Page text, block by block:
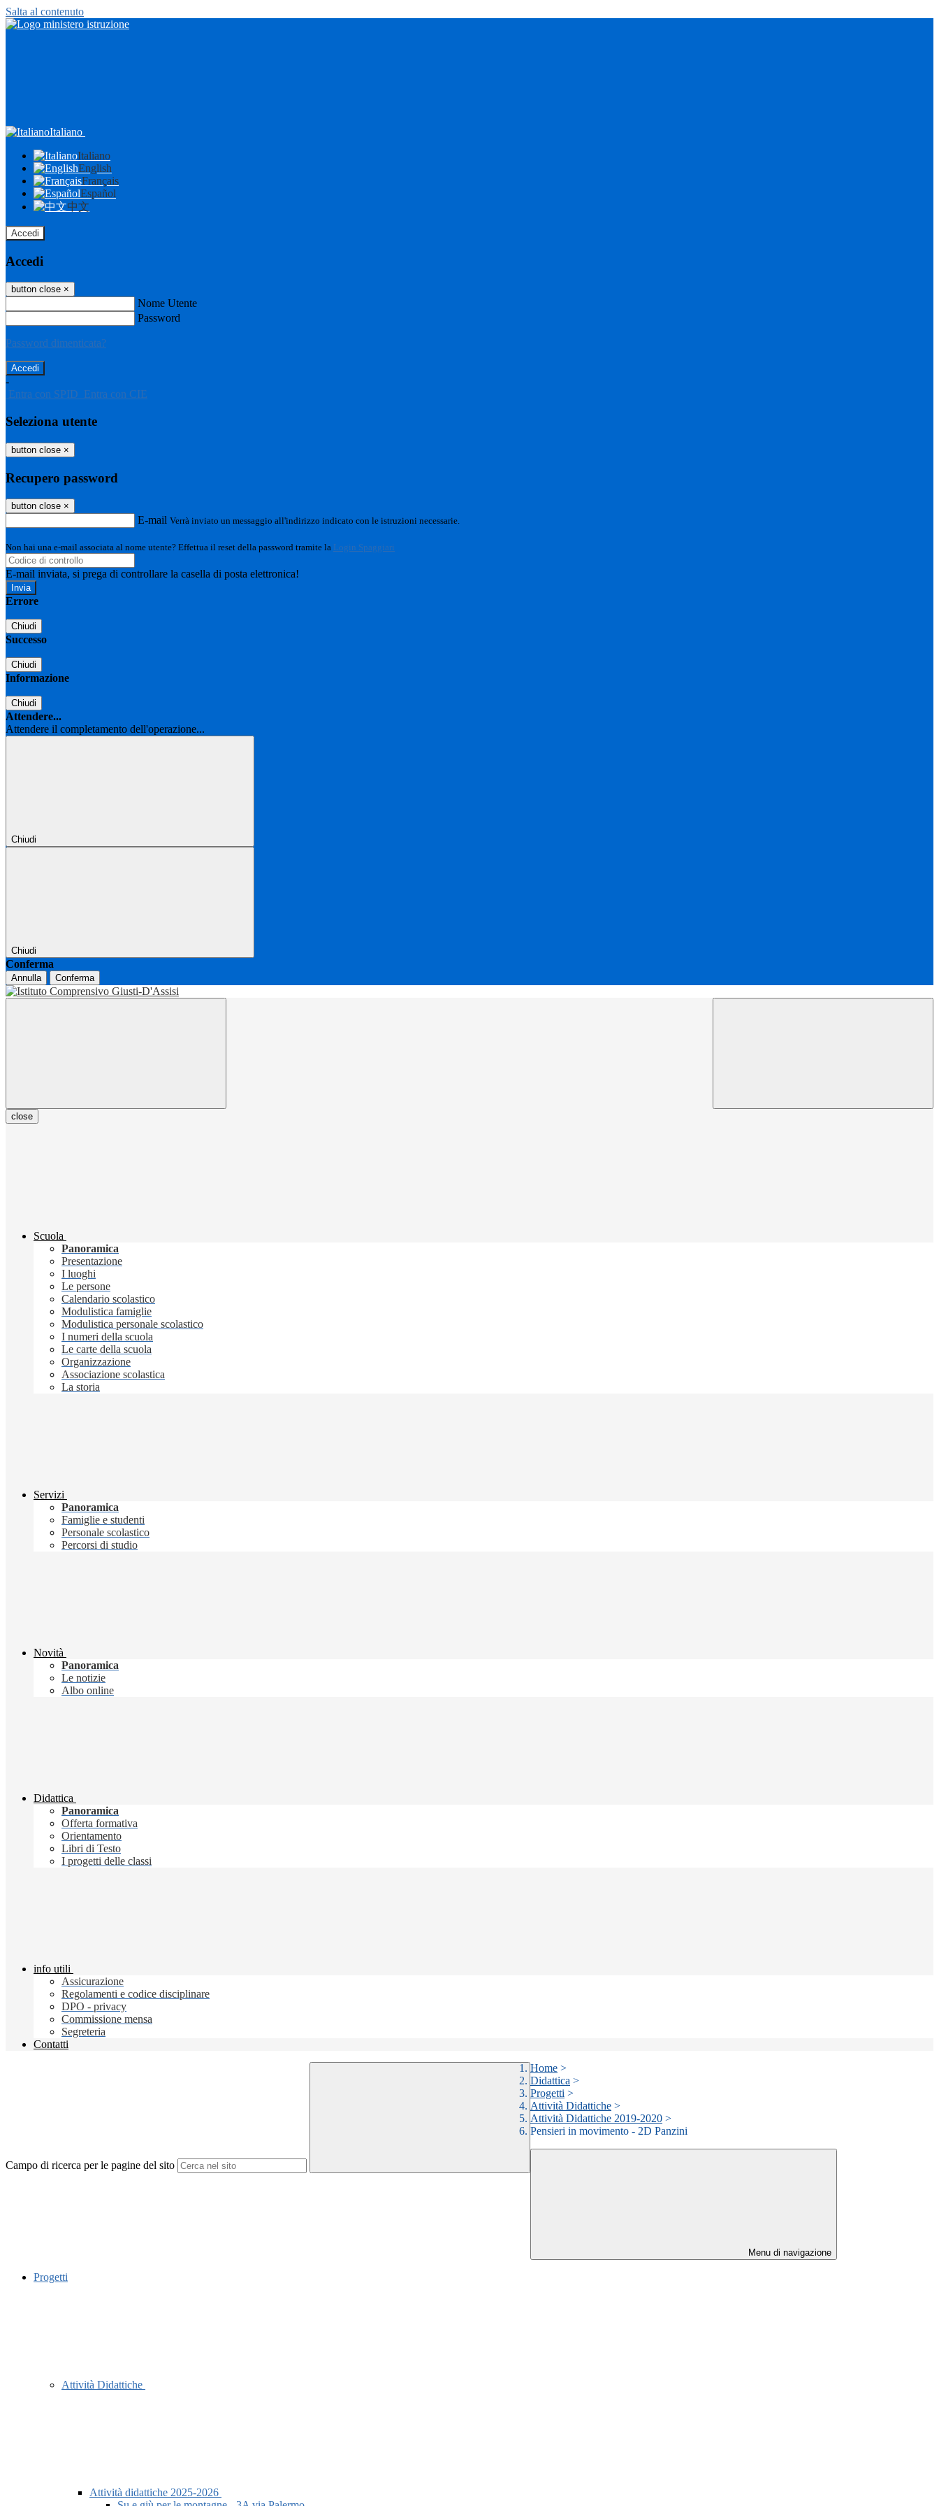
Salta al contenuto
Italiano
Italiano
English
Français
Español
中文
Accedi
Accedi
button close ×
Nome Utente
Password
Password dimenticata?
-
Entra con SPID Entra con CIE
Seleziona utente
button close ×
Recupero password
button close ×
E-mail Verrà inviato un messaggio all'indirizzo indicato con le istruzioni necessarie.
Non hai una e-mail associata al nome utente? Effettua il reset della password tramite la Login Spaggiari
E-mail inviata, si prega di controllare la casella di posta elettronica!
Errore
Chiudi
Successo
Chiudi
Informazione
Chiudi
Attendere...
Attendere il completamento dell'operazione...
Chiudi
Chiudi
Conferma
Annulla Conferma
close
Scuola
Panoramica
Presentazione
I luoghi
Le persone
Calendario scolastico
Modulistica famiglie
Modulistica personale scolastico
I numeri della scuola
Le carte della scuola
Organizzazione
Associazione scolastica
La storia
Servizi
Panoramica
Famiglie e studenti
Personale scolastico
Percorsi di studio
Novità
Panoramica
Le notizie
Albo online
Didattica
Panoramica
Offerta formativa
Orientamento
Libri di Testo
I progetti delle classi
info utili
Assicurazione
Regolamenti e codice disciplinare
DPO - privacy
Commissione mensa
Segreteria
Contatti
Campo di ricerca per le pagine del sito
Home >
Didattica >
Progetti >
Attività Didattiche >
Attività Didattiche 2019-2020 >
Pensieri in movimento - 2D Panzini
Menu di navigazione
Progetti
Attività Didattiche
Attività didattiche 2025-2026